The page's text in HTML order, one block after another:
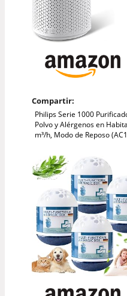
Compartir:
Philips Serie 1000
Polvo y Alérgenos en
m³/h, Modo de Reposo